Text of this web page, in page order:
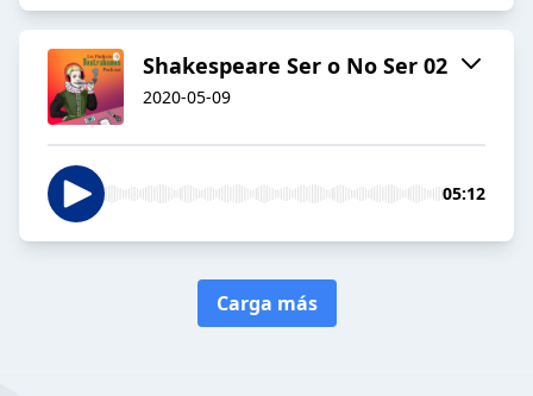
Shakespeare Ser o No Ser 02
2020-05-09
05:12
Carga más